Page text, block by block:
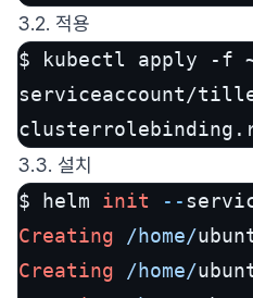
3.2. 적용
$ kubectl apply -f
serviceaccount/
3.3. 설치
$ helm init --
Creating
/home/
Creating
/home/